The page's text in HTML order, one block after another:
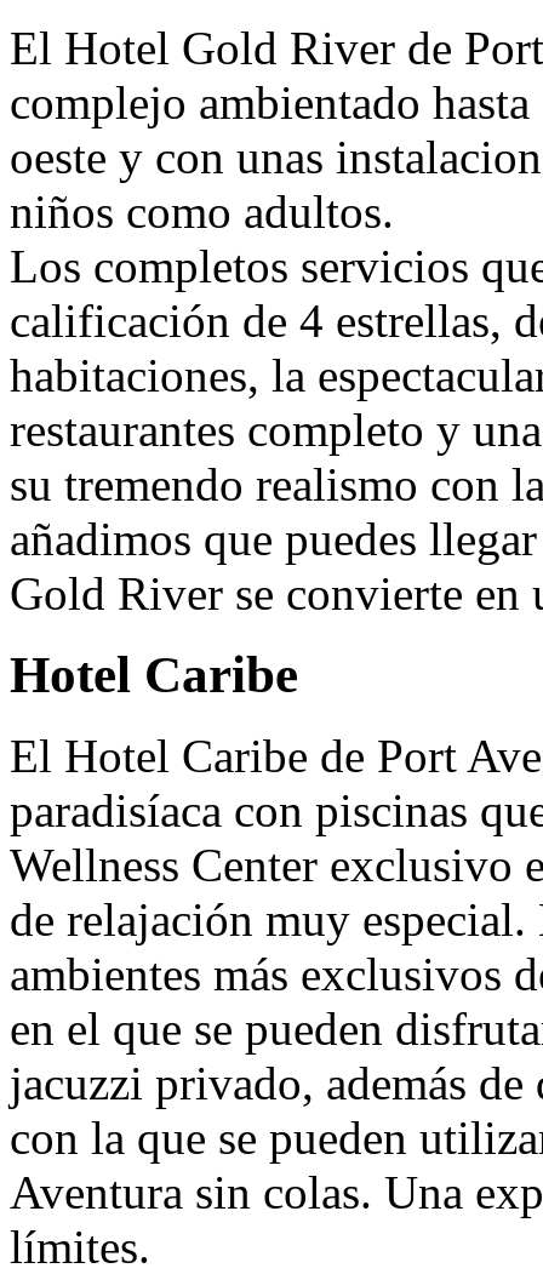
El Hotel Gold River de
complejo ambientado
oeste y con unas
niños como adultos.
Los completos servicios
calificación de 4 estrellas,
habitaciones, la
restaurantes completo y
su tremendo realismo con
añadimos que puedes
Gold River se convierte
Hotel Caribe
El Hotel Caribe de Port
paradisíaca con piscinas
Wellness Center exclusivo
de relajación muy
ambientes más exclusivos
en el que se pueden
jacuzzi privado, además de
con la que se pueden
Aventura sin colas. Una
límites.